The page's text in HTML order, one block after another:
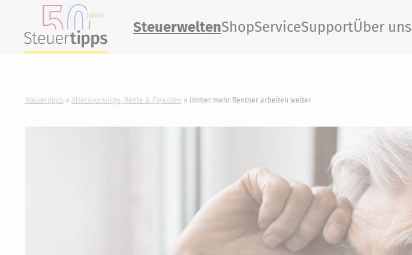
SteuerweltenShopServiceSupportÜber uns
Steuertipps Altersvorsorge, Rente & Finanzen Immer mehr Rentner arbeiten weiter